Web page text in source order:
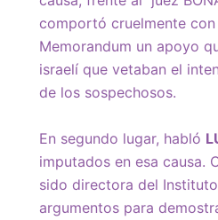
comportó cruelmente
Memorandum un apoyo
israelí que vetaban el
de los sospechosos.
En segundo lugar, habló
imputados en esa causa.
sido directora del
argumentos para